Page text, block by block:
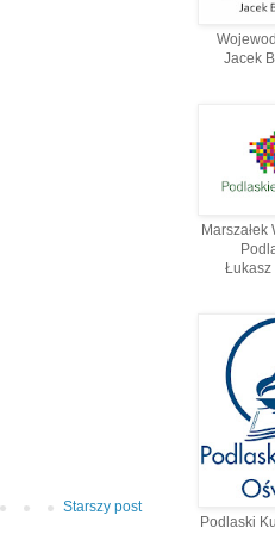
Starszy post
Jacek
Łukasz
Podlaski